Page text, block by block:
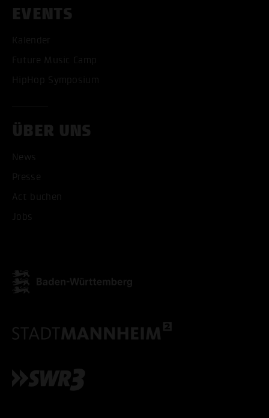
EVENTS
Kalender
Future Music Camp
HipHop Symposium
ÜBER UNS
News
Presse
Act buchen
Jobs